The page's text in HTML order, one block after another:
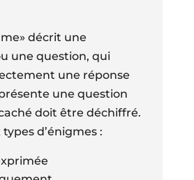
décrit une
une question, qui
une réponse
une question
doit être déchiffré.
d’énigmes :